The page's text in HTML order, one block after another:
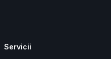
Servicii